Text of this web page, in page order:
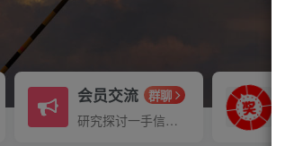
会员交流 群聊
研究探讨一手信息差